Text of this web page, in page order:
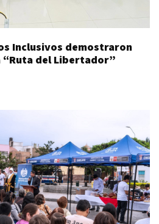
Inclusivos demostraron
del Libertador”